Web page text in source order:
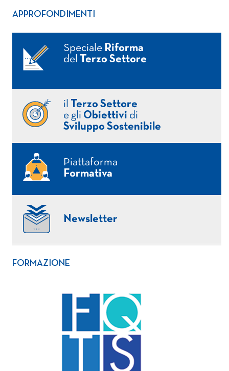
APPROFONDIMENTI
Speciale Riforma
del
Terzo Settore
il
Terzo Settore
e gli Obiettivi di
Sviluppo Sostenibile
Piattaforma
Formativa
Newsletter
FORMAZIONE